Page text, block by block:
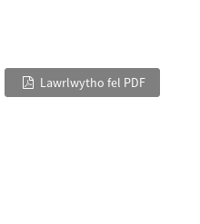
Lawrlwytho fel PDF